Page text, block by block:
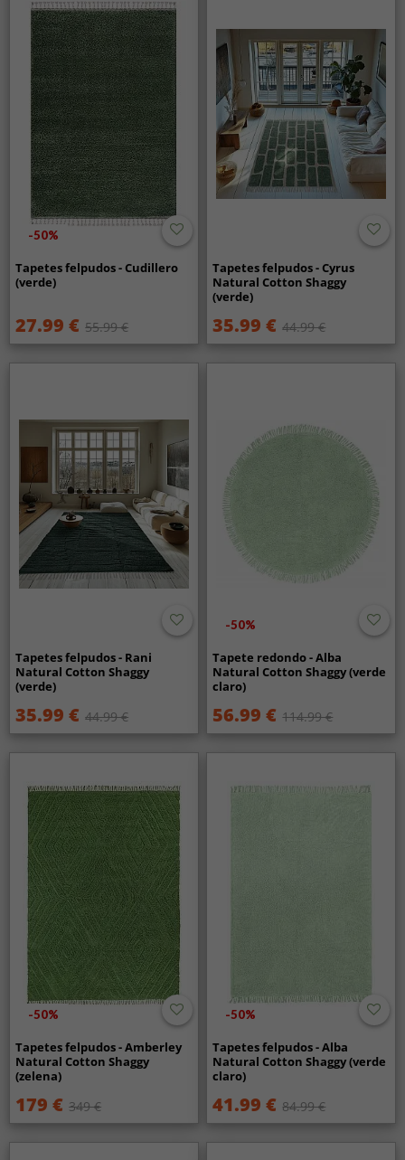
-50%
Tapetes felpudos - Cudillero
(verde)
27.99 € 55.99 €
Tapetes felpudos - Cyrus
Natural Cotton Shaggy
(verde)
35.99 € 44.99 €
Tapetes felpudos - Rani
Natural Cotton Shaggy
(verde)
35.99 € 44.99 €
-50%
Tapete redondo - Alba
Natural Cotton Shaggy (verde
claro)
56.99 € 114.99 €
-50%
Tapetes felpudos - Amberley
Natural Cotton Shaggy
(zelena)
179 € 349 €
-50%
Tapetes felpudos - Alba
Natural Cotton Shaggy (verde
claro)
41.99 € 84.99 €